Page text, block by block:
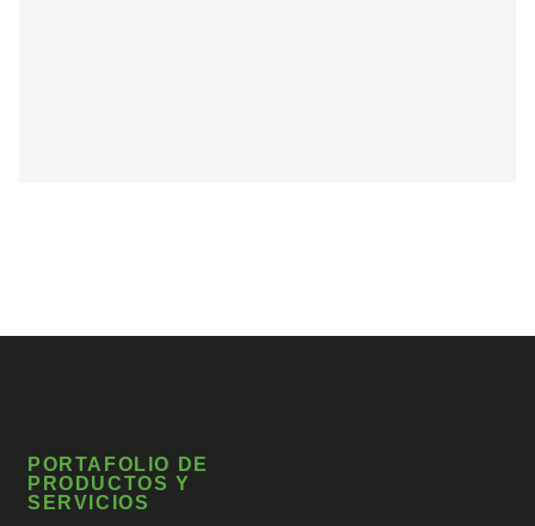
PORTAFOLIO DE
PRODUCTOS Y
SERVICIOS